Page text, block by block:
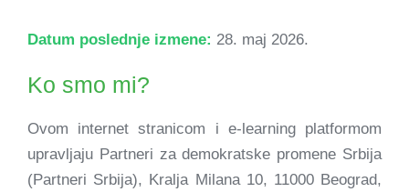
Datum poslednje izmene: 28. maj 2026.
Ko smo mi?
Ovom internet stranicom i e-learning platformom
upravljaju Partneri za demokratske promene Srbija
(Partneri Srbija), Kralja Milana 10, 11000 Beograd,